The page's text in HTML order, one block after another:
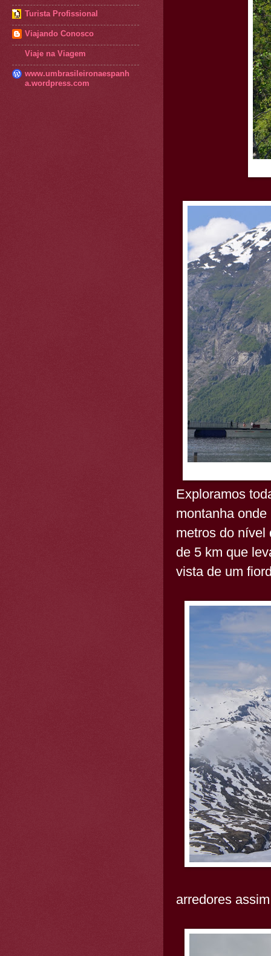
Exploramos
montanha
metros do nível
de 5 km que
vista de um
arredores assim
Turista Profissional
Viajando Conosco
Viaje na Viagem
www.umbrasileironaespanh
a.wordpress.com